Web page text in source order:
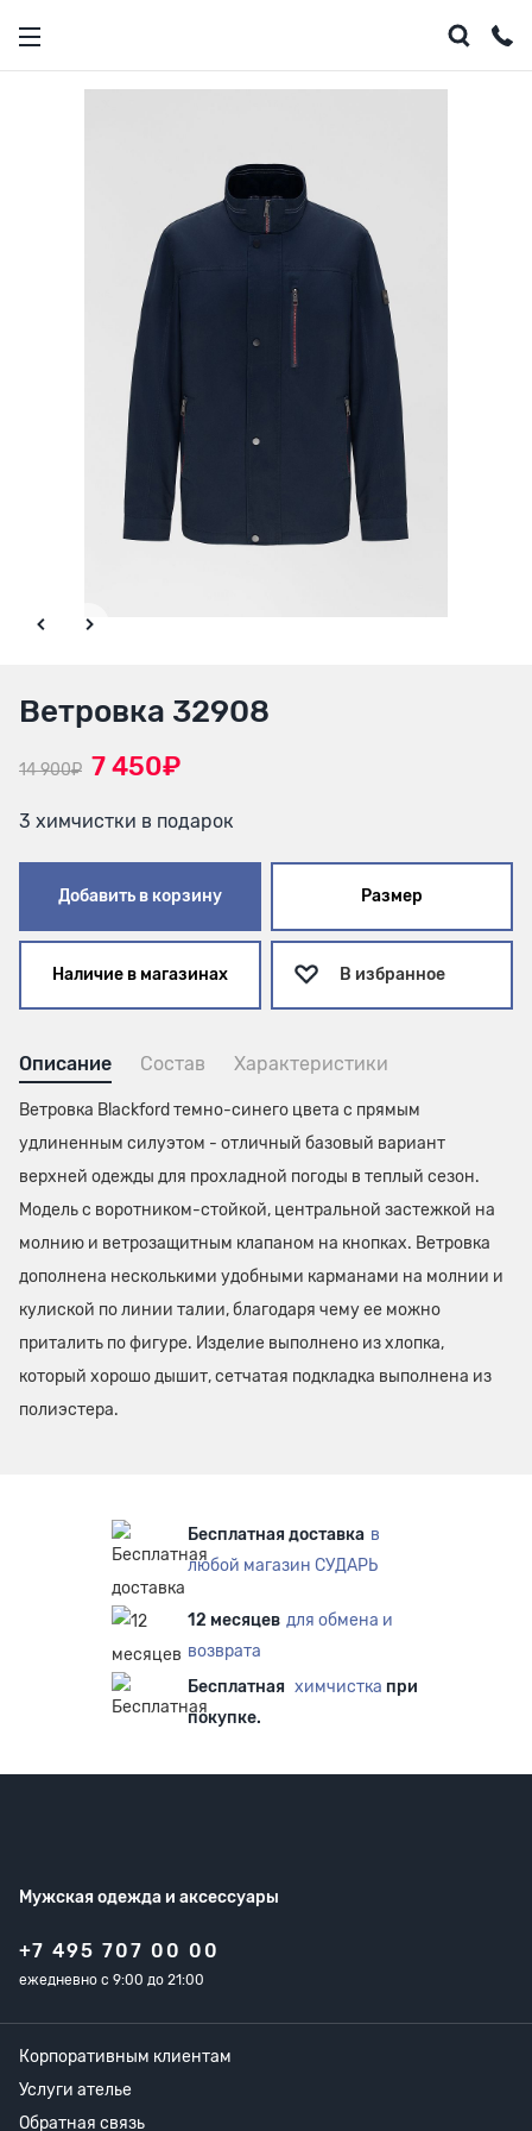
Ветровка 32908
14 900₽ 7 450₽
3 химчистки в подарок
Добавить в корзину Размер
Наличие в магазинах В избранное
Описание Состав Характеристики
Ветровка Blackford темно-синего цвета с прямым
удлиненным силуэтом - отличный базовый вариант
верхней одежды для прохладной погоды в теплый сезон.
Модель с воротником-стойкой, центральной застежкой на
молнию и ветрозащитным клапаном на кнопках. Ветровка
дополнена несколькими удобными карманами на молнии и
кулиской по линии талии, благодаря чему ее можно
приталить по фигуре. Изделие выполнено из хлопка,
который хорошо дышит, сетчатая подкладка выполнена из
полиэстера.
Бесплатная доставка в
любой магазин СУДАРЬ
12 месяцев для обмена и
возврата
Бесплатная химчистка при
покупке.
Мужская одежда и аксессуары
+7 495 707 00 00
ежедневно с 9:00 до 21:00
Корпоративным клиентам
Услуги ателье
Обратная связь